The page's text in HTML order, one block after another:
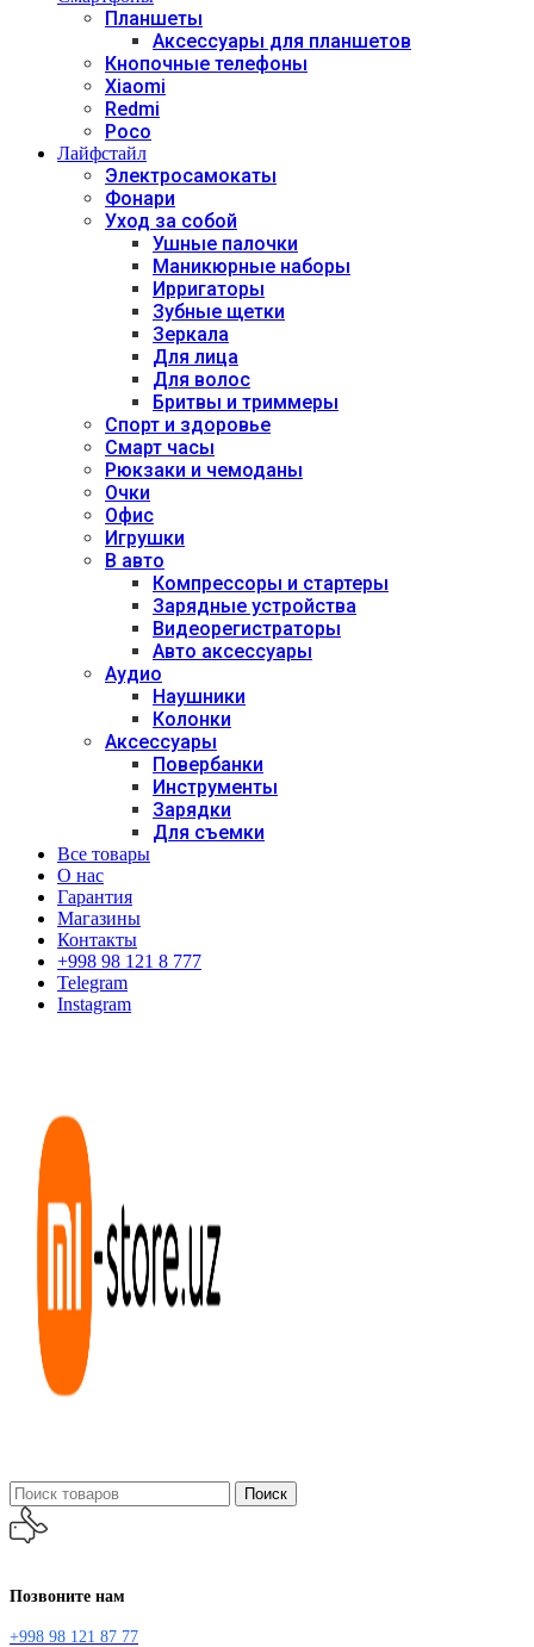
Планшеты
Аксессуары для планшетов
Кнопочные телефоны
Xiaomi
Redmi
Poco
Лайфстайл
Электросамокаты
Фонари
Уход за собой
Ушные палочки
Маникюрные наборы
Ирригаторы
Зубные щетки
Зеркала
Для лица
Для волос
Бритвы и триммеры
Спорт и здоровье
Смарт часы
Рюкзаки и чемоданы
Очки
Офис
Игрушки
В авто
Компрессоры и стартеры
Зарядные устройства
Видеорегистраторы
Авто аксессуары
Аудио
Наушники
Колонки
Аксессуары
Повербанки
Инструменты
Зарядки
Для съемки
Все товары
О нас
Гарантия
Магазины
Контакты
+998 98 121 8 777
Telegram
Instagram
Поиск
Позвоните нам
+998 98 121 87 77